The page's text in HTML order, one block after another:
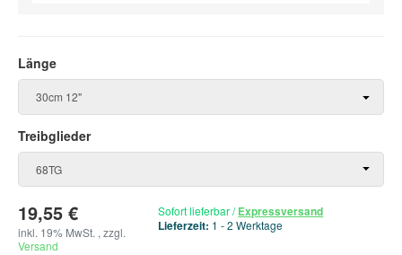
Länge
Länge
30cm 12"
Treibglieder
Treibglieder
68TG
19,55 €
inkl. 19% MwSt. , zzgl.
Versand
Sofort lieferbar/Expressversand
Lieferzeit: 1 - 2 Werktage